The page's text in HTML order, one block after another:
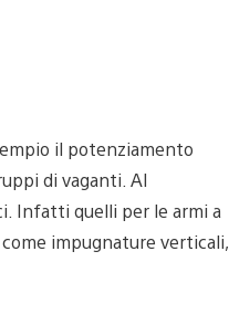
il potenziamento
di vaganti. Al
Infatti quelli per le armi a
impugnature verticali,